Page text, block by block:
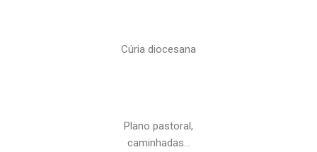
Cúria diocesana
Plano pastoral,
caminhadas…